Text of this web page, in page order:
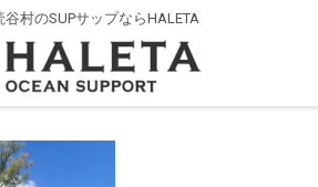
谷村のSUPサップならHALETA